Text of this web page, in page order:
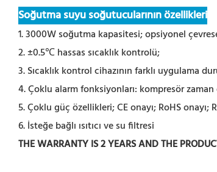
Soğutma suyu soğutucularının özellikleri
1. 3000W soğutma kapasitesi; opsiyonel
2. ±0.5℃ hassas sıcaklık kontrolü;
3. Sıcaklık kontrol cihazının farklı uygulama
4. Çoklu alarm fonksiyonları: kompresör zaman
5. Çoklu güç özellikleri; CE onayı; RoHS onayı;
6. İsteğe bağlı ısıtıcı ve su filtresi
THE WARRANTY IS 2 YEARS AND THE